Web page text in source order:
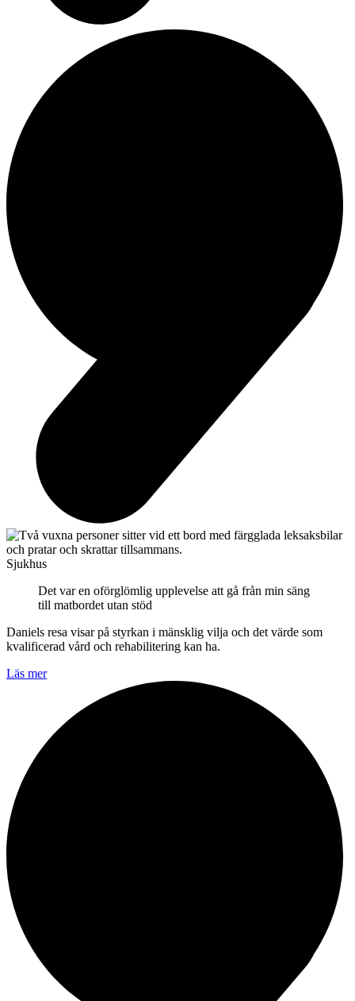
Sjukhus
Det var en oförglömlig upplevelse att gå från min säng
till matbordet utan stöd
Daniels resa visar på styrkan i mänsklig vilja och det värde som
kvalificerad vård och rehabilitering kan ha.
Läs mer